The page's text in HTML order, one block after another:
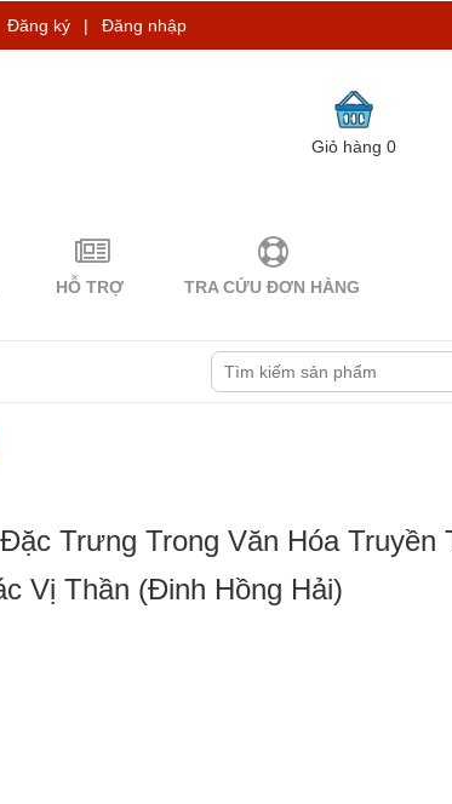
Đăng ký | Đăng nhập
Giỏ hàng0
HỖ TRỢ TRA CỨU ĐƠN HÀNG
Trưng Trong Văn Hóa Truyền
Vị Thần (Đinh Hồng Hải)